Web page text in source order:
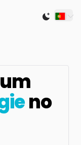
Switch
no